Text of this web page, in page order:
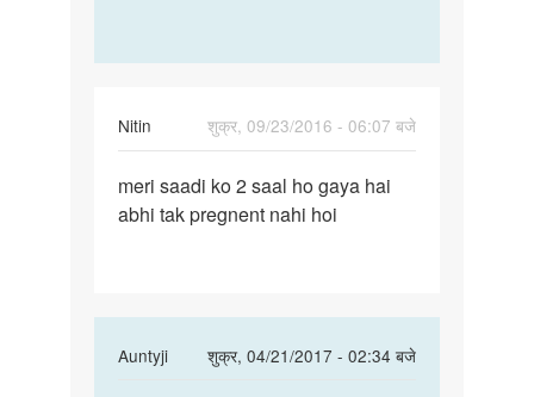
Nitin
शुक्र, 09/23/2016 - 06:07 बजे
meri
saadi
gaya
meri saadi ko 2 saal ho gaya hai
abhi tak pregnent nahi hoi
Auntyji
शुक्र, 04/21/2017 - 02:34 बजे
In